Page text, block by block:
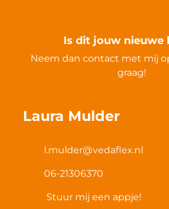
Is dit jouw nieuwe
Neem dan contact met mij
graag!
Laura Mulder
l.mulder@vedaflex.nl
06-21306370
Stuur mij een appje!